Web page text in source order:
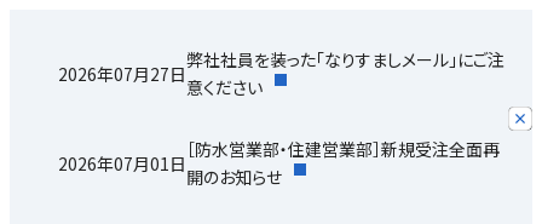
2026年07月27日
弊社社員を装った「なりすましメール」にご注
意ください
2026年07月01日
［防水営業部・住建営業部］新規受注全面再
開のお知らせ